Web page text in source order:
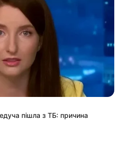
пішла з ТБ: причина